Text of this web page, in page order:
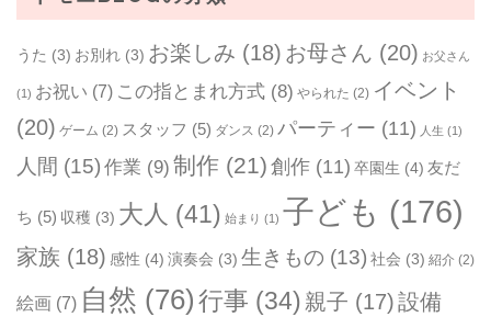
うた (3) お別れ (3) お楽しみ (18) お母さん (20) お父さん
(1) お祝い (7) この指とまれ方式 (8) やられた (2) イベント
(20) ゲーム (2) スタッフ (5) ダンス (2) パーティー (11) 人生 (1)
人間 (15) 作業 (9) 制作 (21) 創作 (11) 卒園生 (4) 友だ
ち (5) 収穫 (3) 大人 (41) 始まり (1) 子ども (176)
家族 (18) 感性 (4) 演奏会 (3) 生きもの (13) 社会 (3) 紹介 (2)
絵画 (7) 自然 (76) 行事 (34) 親子 (17)設備